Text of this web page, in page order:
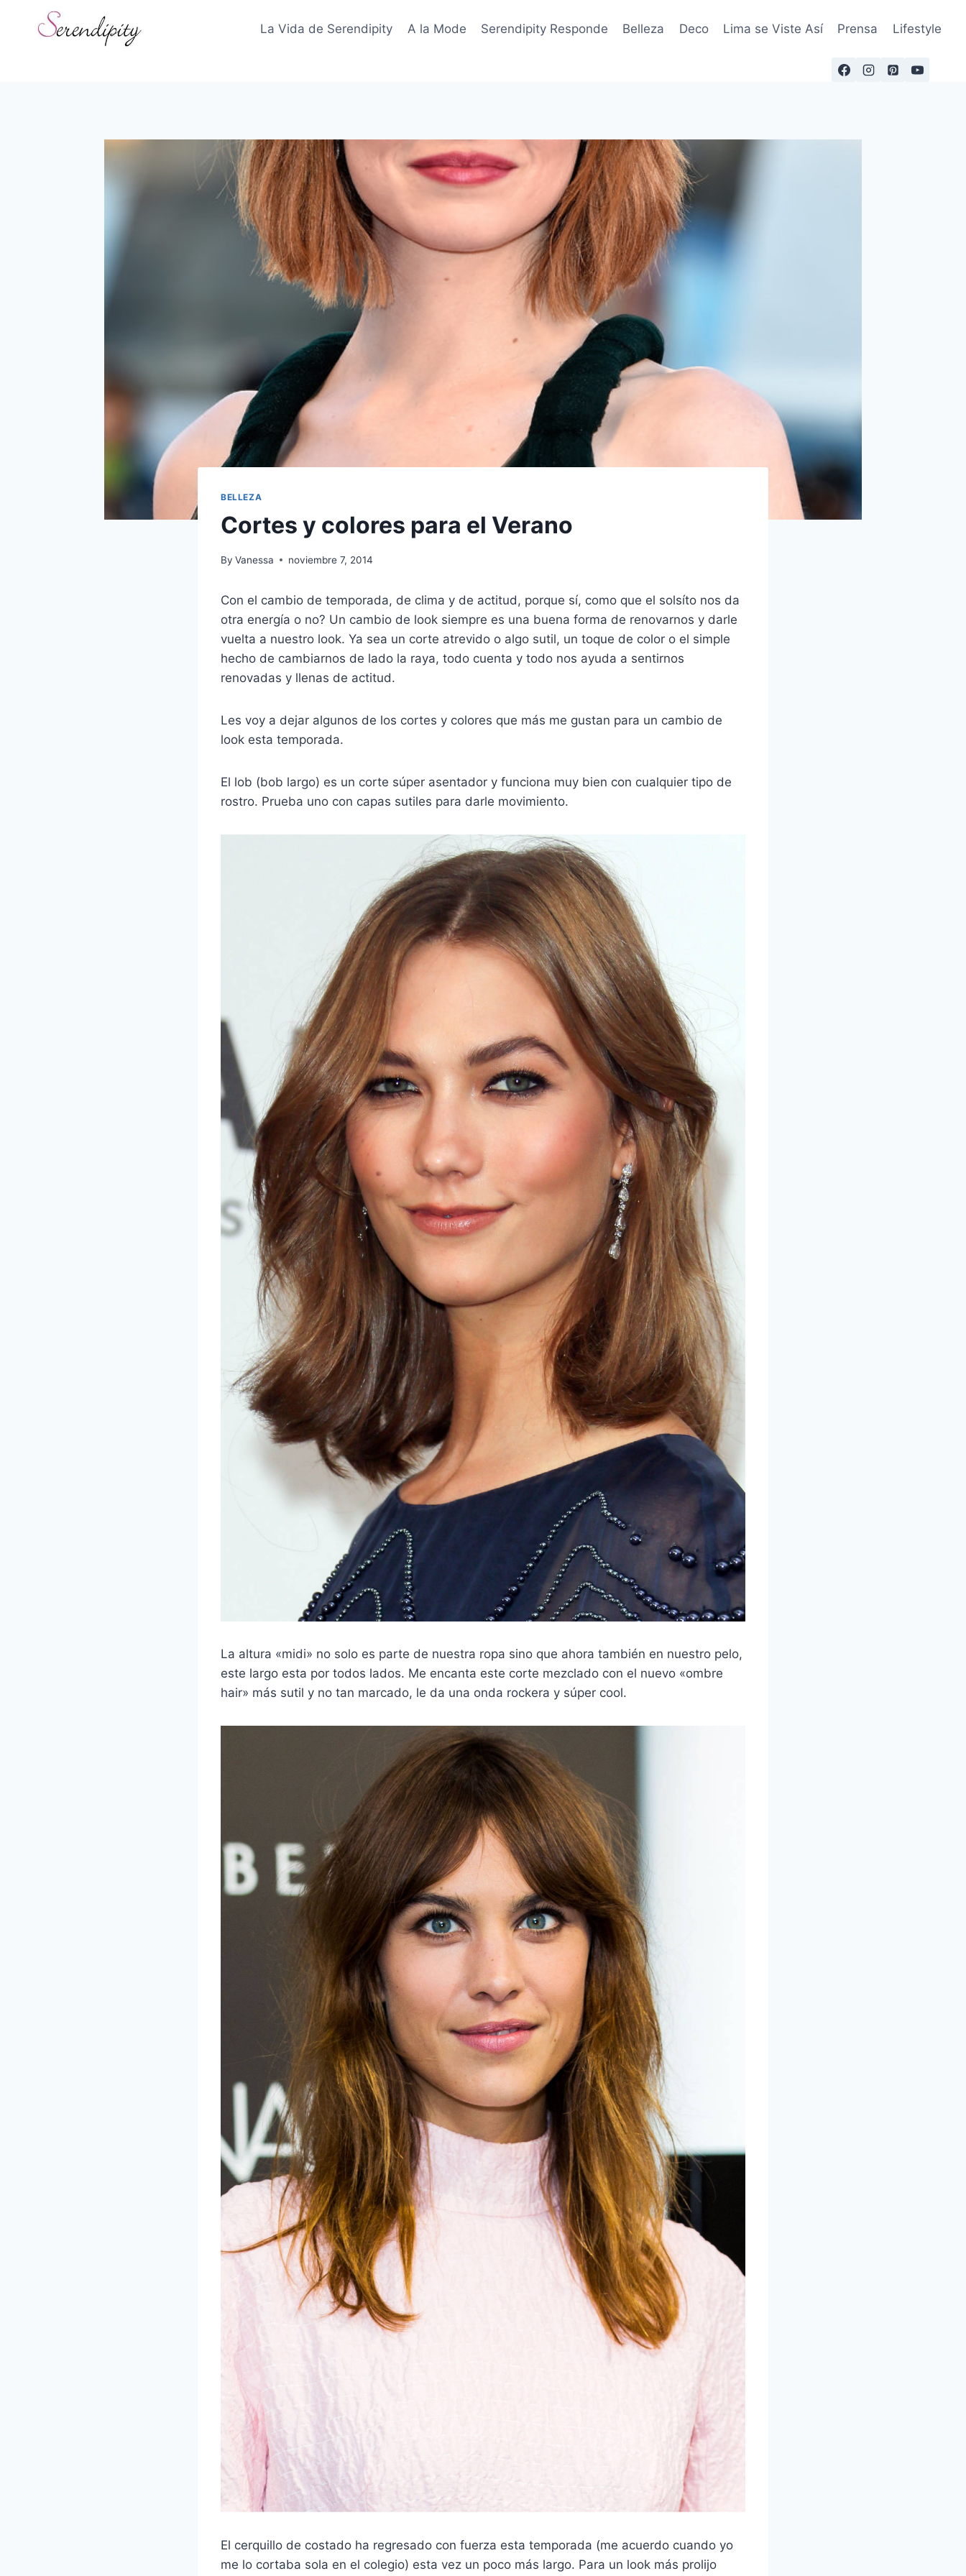
La Vida de Serendipity A la Mode Serendipity Responde Belleza Deco Lima se Viste Así Prensa Lifestyle
BELLEZA
Cortes y colores para el Verano
By Vanessa noviembre 7, 2014
Con el cambio de temporada, de clima y de actitud, porque sí, como que el solsíto nos da
otra energía o no? Un cambio de look siempre es una buena forma de renovarnos y darle
vuelta a nuestro look. Ya sea un corte atrevido o algo sutil, un toque de color o el simple
hecho de cambiarnos de lado la raya, todo cuenta y todo nos ayuda a sentirnos
renovadas y llenas de actitud.
Les voy a dejar algunos de los cortes y colores que más me gustan para un cambio de
look esta temporada.
El lob (bob largo) es un corte súper asentador y funciona muy bien con cualquier tipo de
rostro. Prueba uno con capas sutiles para darle movimiento.
La altura «midi» no solo es parte de nuestra ropa sino que ahora también en nuestro pelo,
este largo esta por todos lados. Me encanta este corte mezclado con el nuevo «ombre
hair» más sutil y no tan marcado, le da una onda rockera y súper cool.
El cerquillo de costado ha regresado con fuerza esta temporada (me acuerdo cuando yo
me lo cortaba sola en el colegio) esta vez un poco más largo. Para un look más prolijo